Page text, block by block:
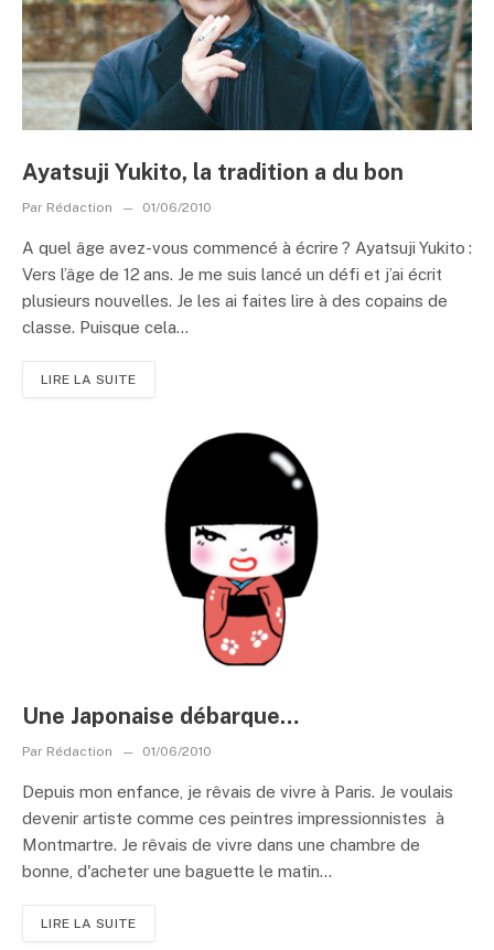
Ayatsuji Yukito, la tradition a du bon
Par Rédaction 01/06/2010
A quel âge avez-vous commencé à écrire ? Ayatsuji Yukito :
Vers l’âge de 12 ans. Je me suis lancé un défi et j’ai écrit
plusieurs nouvelles. Je les ai faites lire à des copains de
classe. Puisque cela...
LIRE LA SUITE
Une Japonaise débarque…
Par Rédaction 01/06/2010
Depuis mon enfance, je rêvais de vivre à Paris. Je voulais
devenir artiste comme ces peintres impressionnistes à
Montmartre. Je rêvais de vivre dans une chambre de
bonne, d'acheter une baguette le matin...
LIRE LA SUITE